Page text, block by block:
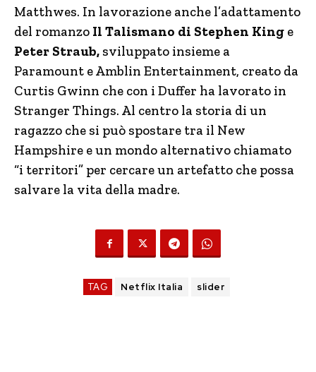
Matthwes. In lavorazione anche l’adattamento
del romanzo Il Talismano di Stephen King e
Peter Straub, sviluppato insieme a
Paramount e Amblin Entertainment, creato da
Curtis Gwinn che con i Duffer ha lavorato in
Stranger Things. Al centro la storia di un
ragazzo che si può spostare tra il New
Hampshire e un mondo alternativo chiamato
“i territori” per cercare un artefatto che possa
salvare la vita della madre.
TAG Netflix Italia slider